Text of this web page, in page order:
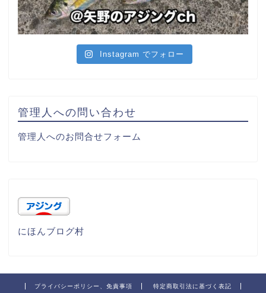
Instagram でフォロー
管理人への問い合わせ
管理人へのお問合せフォーム
にほんブログ村
プライバシーポリシー、免責事項 特定商取引法に基づく表記